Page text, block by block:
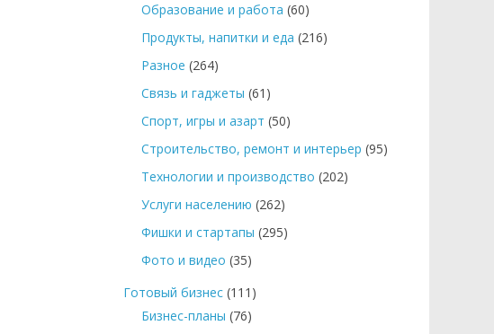
Образование и работа (60)
Продукты, напитки и еда (216)
Разное (264)
Связь и гаджеты (61)
Спорт, игры и азарт (50)
Строительство, ремонт и интерьер (95)
Технологии и производство (202)
Услуги населению (262)
Фишки и стартапы (295)
Фото и видео (35)
Готовый бизнес (111)
Бизнес-планы (76)